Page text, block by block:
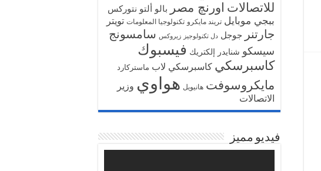
للاتصالات اورنچ مصر بالو ألتو نتوركس
ببجي موبايل تريند مايكرو تكنولوجيا المعلومات تويتر
جارتنر جوجل دل تكنولوجيز زيروكس سامسونج
سيسكو شنايدر إلكتريك فيسبوك
كاسبرسكي كاسبرسكي لاب ماستركارد
مايكروسوفت هانيويل هواوي وزير
الاتصالات
فيديو مميز